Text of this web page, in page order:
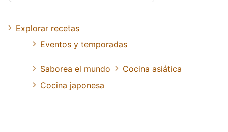
Explorar recetas
Eventos y temporadas
Saborea el mundo
Cocina asiática
Cocina japonesa